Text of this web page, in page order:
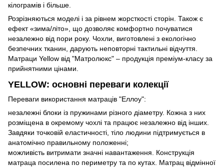
кілограмів і більше.
Розрізняються моделі і за рівнем жорсткості сторін. Також є
ефект «зима/літо», що дозволяє комфортно почуватися
незалежно від пори року. Чохли, виготовлені з екологічно
безпечних тканин, дарують неповторні тактильні відчуття.
Матраци Yellow від "Матролюкс" – продукція преміум-класу за
прийнятними цінами.
YELLOW: основні переваги колекції
Переваги використання матраців "Еллоу":
незалежні блоки із пружинами різного діаметру. Кожна з них
розміщена в окремому чохлі та працює незалежно від інших.
Завдяки точковій еластичності, тіло людини підтримується в
анатомічно правильному положенні;
можливість витримати значні навантаження. Конструкція
матраца посилена по периметру та по кутах. Матрац відмінної